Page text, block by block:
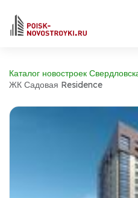
Каталог новостроек
ЖК Садовая Residence